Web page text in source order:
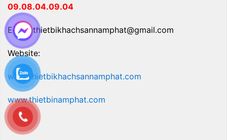
09.08.04.09.04
Email: thietbikhachsannamphat@gmail.com
Website:
www.thietbikhachsannamphat.com
www.thietbinamphat.com